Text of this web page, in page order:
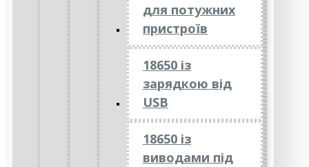
для потужних
пристроїв
18650 із
зарядкою від
USB
18650 із
виводами під